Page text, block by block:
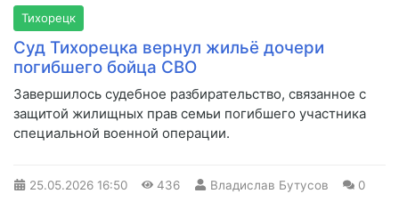
Тихорецк
Суд Тихорецка вернул жильё дочери
погибшего бойца СВО
Завершилось судебное разбирательство, связанное с
защитой жилищных прав семьи погибшего участника
специальной военной операции.
25.05.2026 16:50 436 Владислав Бутусов 0